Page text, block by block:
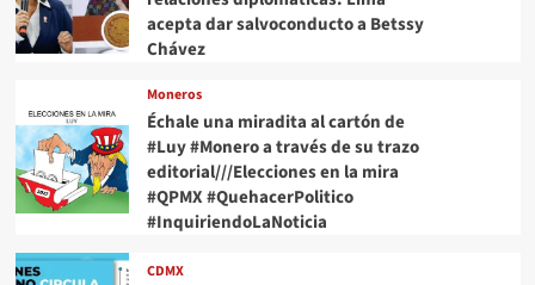
acepta dar salvoconducto a Betssy
Chávez
Moneros
Échale una miradita al cartón de
#Luy #Monero a través de su trazo
editorial///Elecciones en la mira
#QPMX #QuehacerPolitico
#InquiriendoLaNoticia
CDMX